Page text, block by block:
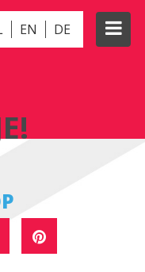
EN DE